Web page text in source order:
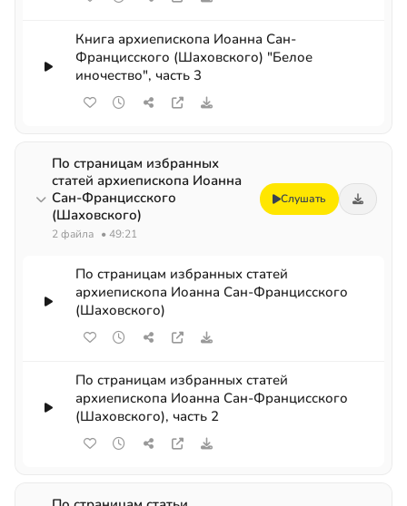
Книга архиепископа Иоанна Сан-
Францисского (Шаховского) "Белое
иночество", часть 3
По страницам избранных
статей архиепископа Иоанна
Сан-Францисского
(Шаховского)
2 файла • 49:21
Слушать
По страницам избранных статей
архиепископа Иоанна Сан-Францисского
(Шаховского)
По страницам избранных статей
архиепископа Иоанна Сан-Францисского
(Шаховского), часть 2